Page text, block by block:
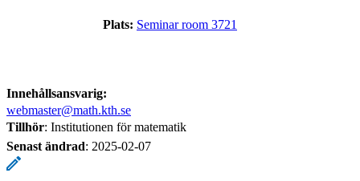
Plats: Seminar room 3721
Innehållsansvarig:
webmaster@math.kth.se
Tillhör: Institutionen för matematik
Senast ändrad: 2025-02-07